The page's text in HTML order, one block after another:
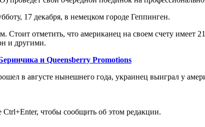
17 декабря, в немецком городе Геппинген.
отметить, что американец на своем счету имеет
и другими.
и Queensberry Promotions
в августе нынешнего года, украинец выиграл у
чтобы сообщить об этом редакции.